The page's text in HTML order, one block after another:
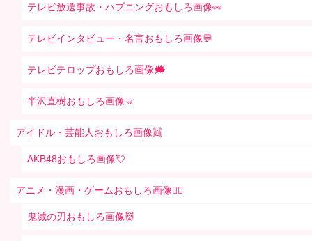
テレビ放送事故・ハプニングおもしろ画像👀
テレビインタビュー・名言おもしろ画像💬
テレビテロップおもしろ画像🗯
半沢直樹おもしろ画像🤜
アイドル・芸能人おもしろ画像👯
AKB48おもしろ画像💘
アニメ・漫画・ゲームおもしろ画像🧚‍♀️
鬼滅の刃おもしろ画像👹